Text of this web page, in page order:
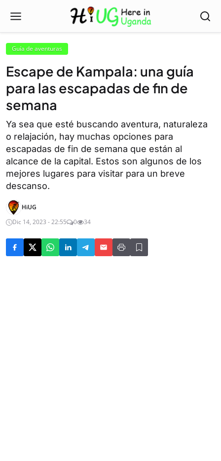
Guía de aventuras
Escape de Kampala: una guía
para las escapadas de fin de
semana
Ya sea que esté buscando aventura, naturaleza
o relajación, hay muchas opciones para
escapadas de fin de semana que están al
alcance de la capital. Estos son algunos de los
mejores lugares para visitar para un breve
descanso.
HiUG
Dic 14, 2023 - 22:55
0 34